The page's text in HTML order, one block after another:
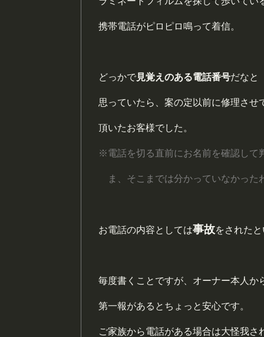
携帯電話がピロピロ鳴って着信。
どっかで見覚えのある電話番号だなと
思っていたら、案の定以前に修理させ
頂いたお客様でした。
※電話を切る直前にお名前を確認して
ま、そこまでは分かっていなかった
お電話の内容としては事故をされた
毎度書くことですが、オーナー本人か
第一報があるとちょっと安心です。
ご家族から電話がある場合は大怪我さ